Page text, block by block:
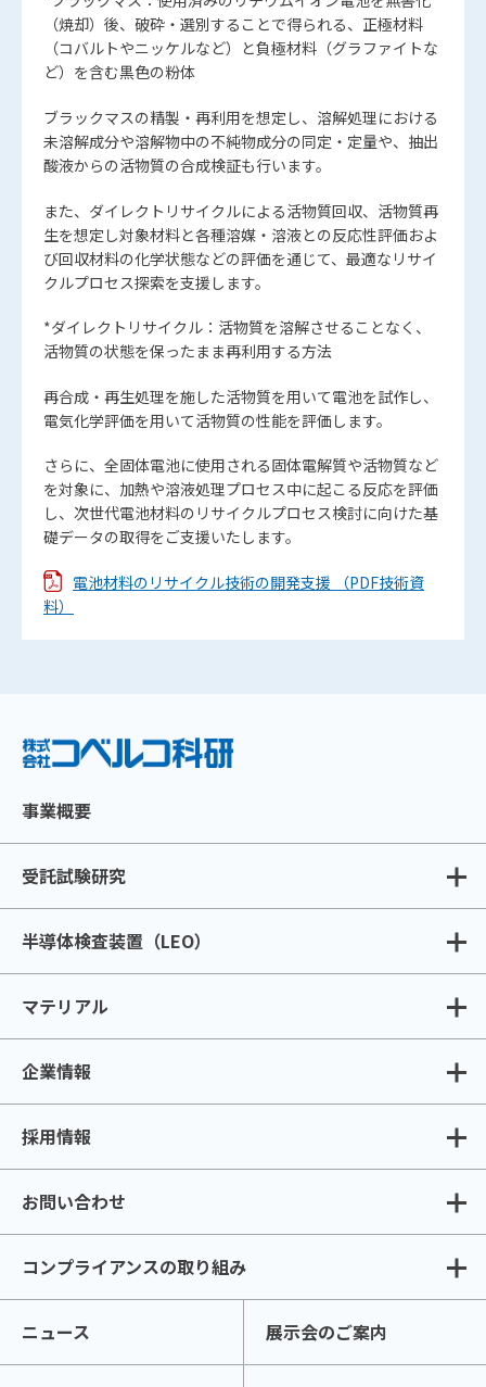
（焼却）後、破砕・選別することで得られる、正極材料
（コバルトやニッケルなど）と負極材料（グラファイトな
ど）を含む黒色の粉体
ブラックマスの精製・再利用を想定し、溶解処理における
未溶解成分や溶解物中の不純物成分の同定・定量や、抽出
酸液からの活物質の合成検証も行います。
また、ダイレクトリサイクルによる活物質回収、活物質再
生を想定し対象材料と各種溶媒・溶液との反応性評価およ
び回収材料の化学状態などの評価を通じて、最適なリサイ
クルプロセス探索を支援します。
*ダイレクトリサイクル：活物質を溶解させることなく、
活物質の状態を保ったまま再利用する方法
再合成・再生処理を施した活物質を用いて電池を試作し、
電気化学評価を用いて活物質の性能を評価します。
さらに、全固体電池に使用される固体電解質や活物質など
を対象に、加熱や溶液処理プロセス中に起こる反応を評価
し、次世代電池材料のリサイクルプロセス検討に向けた基
礎データの取得をご支援いたします。
電池材料のリサイクル技術の開発支援 （PDF技術資
料）
事業概要
受託試験研究
半導体検査装置（LEO）
マテリアル
企業情報
採用情報
お問い合わせ
コンプライアンスの取り組み
ニュース 展示会のご案内